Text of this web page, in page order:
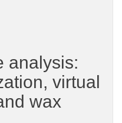
analysis:
virtual
wax